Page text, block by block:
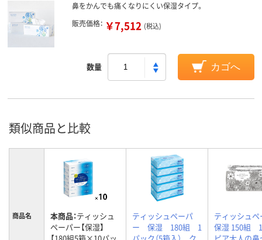
鼻をかんでも痛くなりにくい保湿タイプ。
販売価格： ￥7,512 (税込)
数量 カゴへ
類似商品と比較
商品名 本商品：ティッシュ
ペーパー【保湿】
ティッシュペーパ
ー 保湿 180組 1
ティッシュ
保湿 150組